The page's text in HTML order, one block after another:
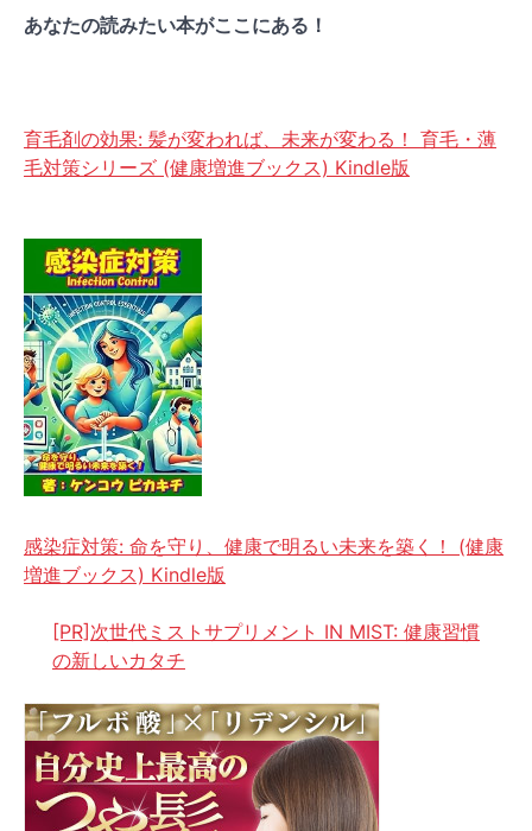
あなたの読みたい本がここにある！
育毛剤の効果: 髪が変われば、未来が変わる！ 育毛・薄
毛対策シリーズ (健康増進ブックス) Kindle版
感染症対策: 命を守り、健康で明るい未来を築く！ (健康
増進ブックス) Kindle版
[PR]次世代ミストサプリメント IN MIST: 健康習慣
の新しいカタチ